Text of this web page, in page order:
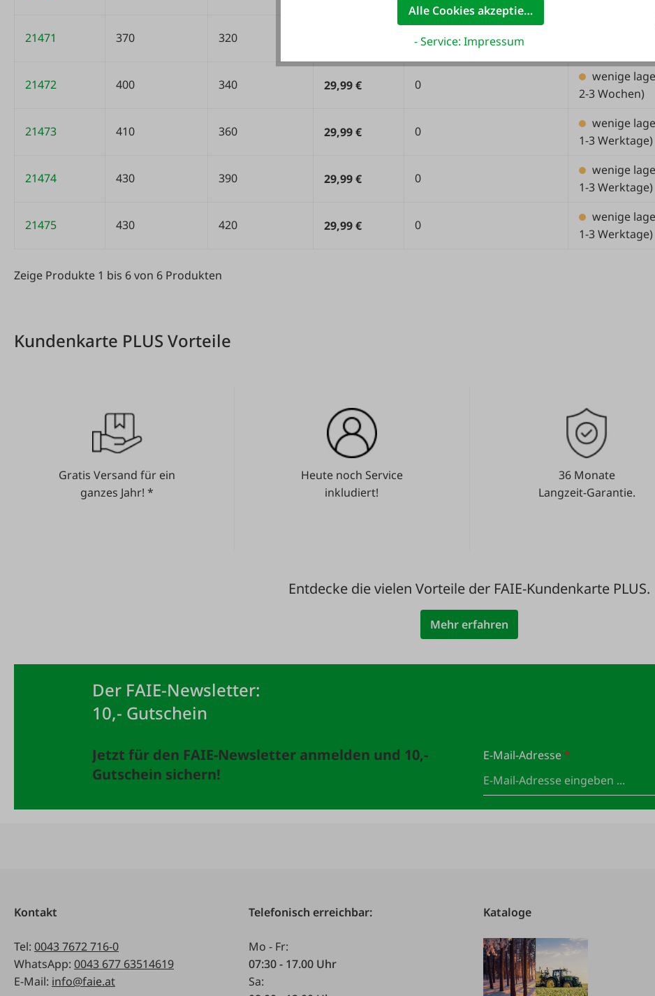
21471 370 320
wenige
21472 400 340 29,99 € 0
wenige
2-3 Wochen)
21473 410 360 29,99 € 0
wenige
1-3 Werktage)
21474 430 390 29,99 € 0
wenige
1-3 Werktage)
21475 430 420 29,99 € 0
wenige
1-3 Werktage)
Zeige Produkte 1 bis 6 von 6 Produkten
Kundenkarte PLUS Vorteile
Gratis Versand für ein
ganzes Jahr! *
Heute noch Service
inkludiert!
36 Monate
Langzeit-Garantie.
Entdecke die vielen Vorteile der FAIE-Kundenkarte PLUS.
Mehr erfahren
Der FAIE-Newsletter:
10,- Gutschein
Jetzt für den FAIE-Newsletter anmelden und 10,-
Gutschein sichern!
E-Mail-Adresse*
Kontakt
Tel: 0043 7672 716-0
WhatsApp: 0043 677 63514619
E-Mail: info@faie.at
Telefonisch erreichbar:
Mo - Fr:
07:30 - 17.00 Uhr
Sa:
Kataloge
Alle Cookies akzeptieren
- Service: Impressum